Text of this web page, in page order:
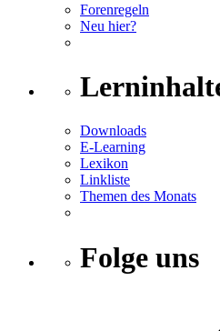
Forenregeln
Neu hier?
Downloads
E-Learning
Lexikon
Linkliste
Themen des Monats
Folge uns